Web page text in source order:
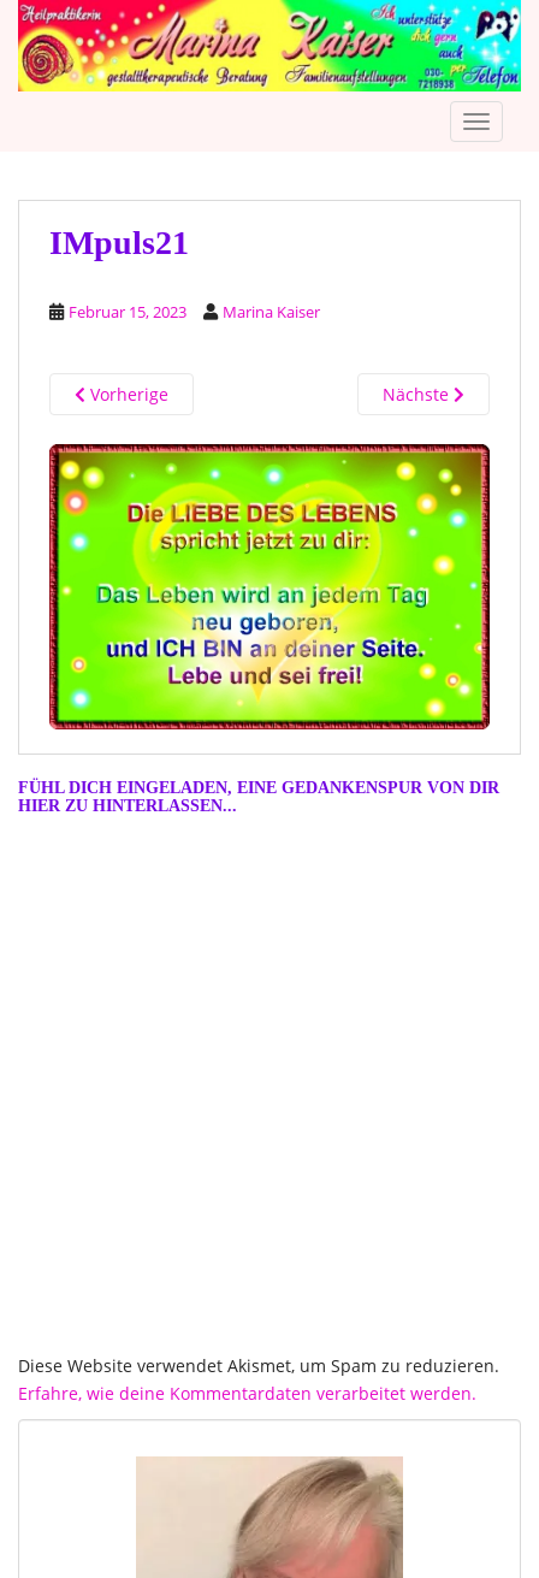
IMpuls21
Februar 15, 2023 Marina Kaiser
Vorherige Nächste
FÜHL DICH EINGELADEN, EINE GEDANKENSPUR VON DIR
HIER ZU HINTERLASSEN...
Diese Website verwendet Akismet, um Spam zu reduzieren.
Erfahre, wie deine Kommentardaten verarbeitet werden.